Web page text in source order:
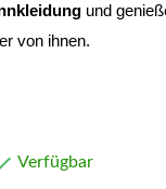
und
von ihnen.
Verfügbar